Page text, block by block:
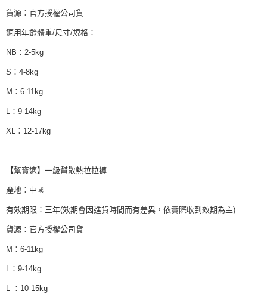
【「AFTEE先享後付」結帳流程】
結帳頁面，進行簡訊認證並確認金額後，即可完成結帳。
３．收到繳費通知簡訊後14天內，點擊此簡訊中的連結，可透過四大超商／
※ 請注意：結帳手續完成當下不需立刻繳費，但若您需要取消訂單，請聯絡
購買商品的店家。未經商家同意取消之訂單仍視為有效，需透過AFTEE先享
後付繳納相關費用。
※ 交易是否成功請以「AFTEE先享後付 」之結帳頁面顯示為準，若有關於
客戶支援中心」
易，需依本服務之必要範圍內提供個人資料，並將交易相關給付款項請求債
２．關於個人資料處理事宜，請瀏覽以下網址：
https://aftee.tw/terms/#terms3
３．未成年的使用者請事先徵得法定代理人或監護人之同意方可使用
「AFTEE先享後付」，若未經同意申辦者引起之損失，本公司不負相關責
４．使用「AFTEE先享後付」時，將依據個別帳號之用戶狀況，依本公司即
請求用戶進行身份認證。
恩沛科技股份有限公司將有權停止該用戶之使用額度並採取法律行動。
每筆NT$100，滿NT$590(含以上)免運費
離島宅配
每筆NT$150，滿NT$890(含以上)免運費
貨源：官方授權公司貨
適用年齡體重/尺寸/規格：
NB：2-5kg
S：4-8kg
M：6-11kg
L：9-14kg
XL：12-17kg
【幫寶適】一級幫散熱拉拉褲
產地：中國
有效期限：三年(效期會因進貨時間而有差異，依實際收到效期為主)
貨源：官方授權公司貨
M：6-11kg
L：9-14kg
L ：10-15kg